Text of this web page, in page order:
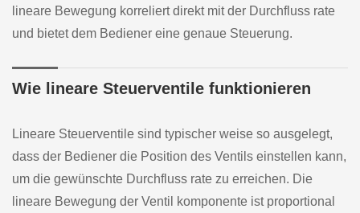
lineare Bewegung korreliert direkt mit der Durchfluss rate
und bietet dem Bediener eine genaue Steuerung.
Wie lineare Steuerventile funktionieren
Lineare Steuerventile sind typischer weise so ausgelegt,
dass der Bediener die Position des Ventils einstellen kann,
um die gewünschte Durchfluss rate zu erreichen. Die
lineare Bewegung der Ventil komponente ist proportional